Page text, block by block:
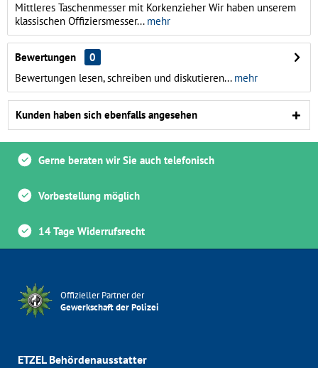
Mittleres Taschenmesser mit Korkenzieher Wir haben unserem
klassischen Offiziersmesser...mehr
Bewertungen
0
Bewertungen lesen, schreiben und diskutieren...mehr
Kunden haben sich ebenfalls angesehen
Gerne beraten wir Sie auch telefonisch
Vorbestellung möglich
14 Tage Widerrufsrecht
Offizieller Partner der
Gewerkschaft der Polizei
ETZEL Behördenausstatter